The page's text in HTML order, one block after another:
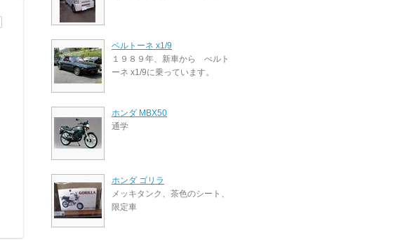
ベルトーネ x1/9
１９８９年、新車から べルト
ーネ x1/9に乗っています。
ホンダ MBX50
通学
ホンダ ゴリラ
メッキタンク、茶色のシート、
限定車